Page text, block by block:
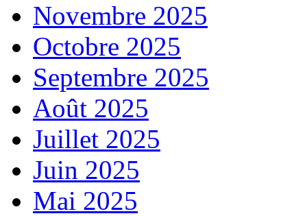
Novembre 2025
Octobre 2025
Septembre 2025
Août 2025
Juillet 2025
Juin 2025
Mai 2025